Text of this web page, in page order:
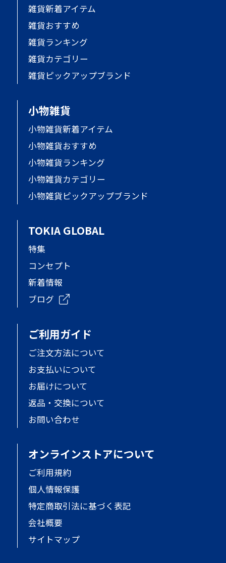
雑貨新着アイテム
雑貨おすすめ
雑貨ランキング
雑貨カテゴリー
雑貨ピックアップブランド
小物雑貨
小物雑貨新着アイテム
小物雑貨おすすめ
小物雑貨ランキング
小物雑貨カテゴリー
小物雑貨ピックアップブランド
TOKIA GLOBAL
特集
コンセプト
新着情報
ブログ
ご利用ガイド
ご注文方法について
お支払いについて
お届けについて
返品・交換について
お問い合わせ
オンラインストアについて
ご利用規約
個人情報保護
特定商取引法に基づく表記
会社概要
サイトマップ